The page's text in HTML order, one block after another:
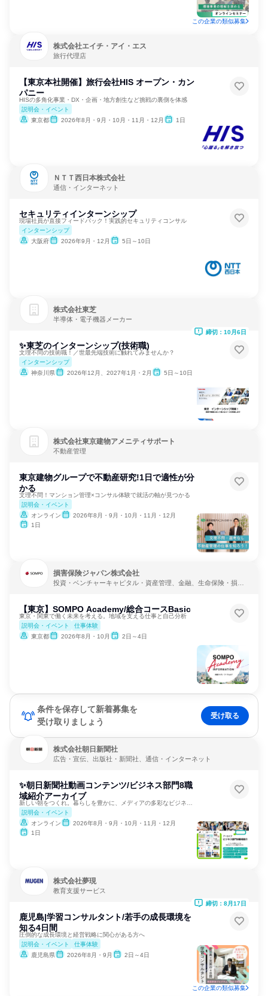
この企業の類似募集
株式会社エイチ・アイ・エス
旅行代理店
【東京本社開催】旅行会社HIS オープン・カン
パニー
HISの多角化事業・DX・企画・地方創生など挑戦の裏側を体感
説明会・イベント
東京都
2026年8月・9月・10月・11月・12月 1日
ＮＴＴ西日本株式会社
通信・インターネット
セキュリティインターンシップ
現場社員が直接フィードバック！実践的セキュリティコンサル
インターンシップ
大阪府
2026年9月・12月 5日～10日
株式会社東芝
半導体・電子機器メーカー
✨東芝のインターンシップ(技術職)
文理不問の技術職！／世最先端技術に触れてみませんか？
インターンシップ
神奈川県
2026年12月、2027年1月・2月 5日～10日
締切：10月6日
株式会社東京建物アメニティサポート
不動産管理
東京建物グループで不動産研究!1日で適性が分
かる
文理不問！マンション管理×コンサル体験で就活の軸が見つかる
説明会・イベント
オンライン
2026年8月・9月・10月・11月・12月
1日
損害保険ジャパン株式会社
投資・ベンチャーキャピタル・資産管理、金融、生命保険・損害
【東京】SOMPO Academy/総合コースBasic
東京・関東で働く未来を考える。地域を支える仕事と自己分析
説明会・イベント
仕事体験
東京都
2026年8月・10月 2日～4日
条件を保存して新着募集を
受け取りましょう
受け取る
株式会社朝日新聞社
広告・宣伝、出版社・新聞社、通信・インターネット
✨朝日新聞社動画コンテンツ/ビジネス部門8職
域紹介アーカイブ
説明会・イベント
オンライン
2026年8月・9月・10月・11月・12月
1日
株式会社夢現
教育支援サービス
鹿児島|学習コンサルタント/若手の成長環境を
知る4日間
圧倒的な成長環境と経営戦略に関心がある方へ
説明会・イベント
仕事体験
鹿児島県
2026年8月・9月 2日～4日
締切：8月17日
この企業の類似募集